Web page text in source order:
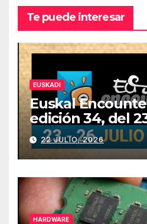
Te puede interesar
EUSKADI
Euskal
edición 34, del
julio
22 JULIO, 2026
HARDWARE